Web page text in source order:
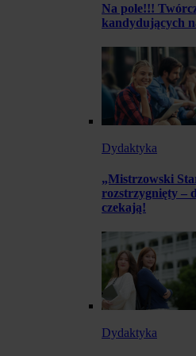
Na pole!!!
kandydujących
Dydaktyka
„Mistrzowski
rozstrzygnięty –
czekają!
Dydaktyka